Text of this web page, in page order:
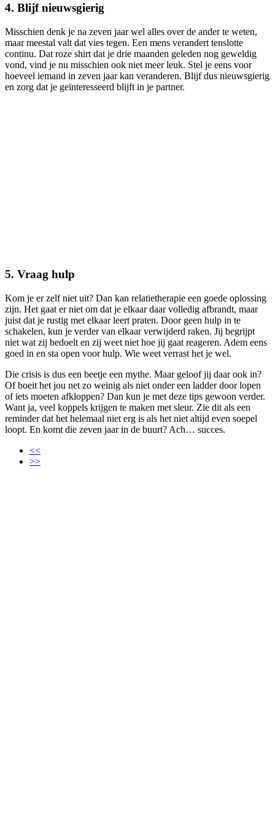
4. Blijf nieuwsgierig
Misschien denk je na zeven jaar wel alles over de ander te weten,
maar meestal valt dat vies tegen. Een mens verandert tenslotte
continu. Dat roze shirt dat je drie maanden geleden nog geweldig
vond, vind je nu misschien ook niet meer leuk. Stel je eens voor
hoeveel iemand in zeven jaar kan veranderen. Blijf dus nieuwsgierig
en zorg dat je geïnteresseerd blijft in je partner.
5. Vraag hulp
Kom je er zelf niet uit? Dan kan relatietherapie een goede oplossing
zijn. Het gaat er niet om dat je elkaar daar volledig afbrandt, maar
juist dat je rustig met elkaar leert praten. Door geen hulp in te
schakelen, kun je verder van elkaar verwijderd raken. Jij begrijpt
niet wat zij bedoelt en zij weet niet hoe jij gaat reageren. Adem eens
goed in en sta open voor hulp. Wie weet verrast het je wel.
Die crisis is dus een beetje een mythe. Maar geloof jij daar ook in?
Of boeit het jou net zo weinig als niet onder een ladder door lopen
of iets moeten afkloppen? Dan kun je met deze tips gewoon verder.
Want ja, veel koppels krijgen te maken met sleur. Zie dit als een
reminder dat het helemaal niet erg is als het niet altijd even soepel
loopt. En komt die zeven jaar in de buurt? Ach… succes.
<<
>>